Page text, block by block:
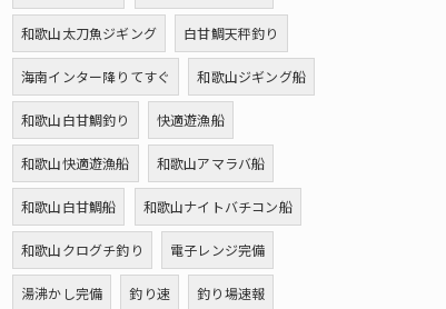
和歌山太刀魚ジギング 白甘鯛天秤釣り
海南インター降りてすぐ 和歌山ジギング船
和歌山白甘鯛釣り 快適遊漁船
和歌山快適遊漁船 和歌山アマラバ船
和歌山白甘鯛船 和歌山ナイトバチコン船
和歌山クログチ釣り 電子レンジ完備
湯沸かし完備 釣り速 釣り場速報